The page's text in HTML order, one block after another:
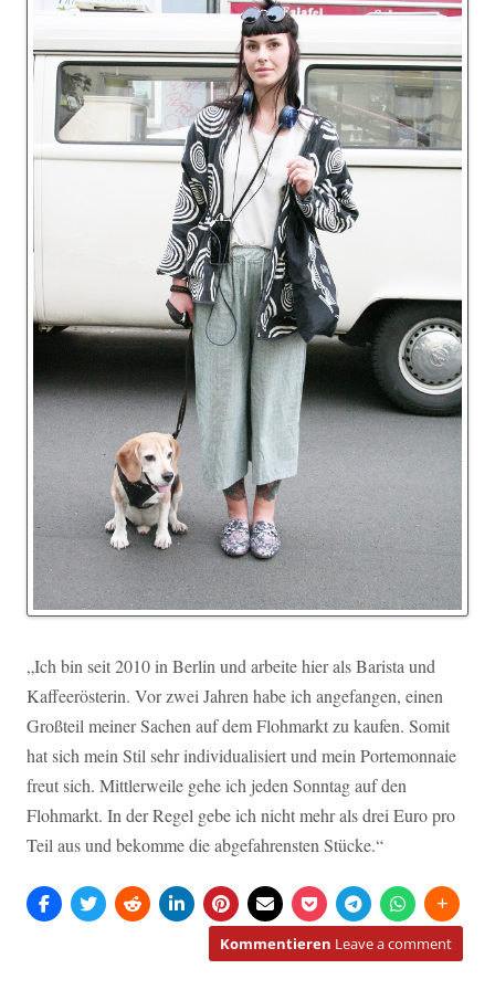
„Ich bin seit 2010 in Berlin und arbeite hier als Barista und
Kaffeerösterin. Vor zwei Jahren habe ich angefangen, einen
Großteil meiner Sachen auf dem Flohmarkt zu kaufen. Somit
hat sich mein Stil sehr individualisiert und mein Portemonnaie
freut sich. Mittlerweile gehe ich jeden Sonntag auf den
Flohmarkt. In der Regel gebe ich nicht mehr als drei Euro pro
Teil aus und bekomme die abgefahrensten Stücke.“
Kommentieren Leave a comment